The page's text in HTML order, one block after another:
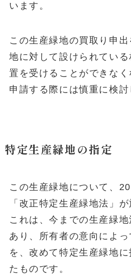
います。
この生産緑地の買取り申
地に対して設けられてい
置を受けることができなく
申請する際には慎重に検討
特定生産緑地の指定
この生産緑地について、
「改正特定生産緑地法」
これは、今までの生産緑
あり、所有者の意向によ
を、改めて特定生産緑地
たものです。